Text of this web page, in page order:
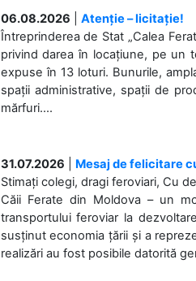
06.08.2026
Atenție – licitație!
Întreprinderea de Stat „Calea
privind darea în locațiune, pe un
expuse în 13 loturi. Bunurile,
spații administrative, spații de
mărfuri....
31.07.2026
Mesaj de felicitare
Stimați colegi, dragi feroviari, Cu
Căii Ferate din Moldova – un
transportului feroviar la
susținut economia țării și a
realizări au fost posibile datorită